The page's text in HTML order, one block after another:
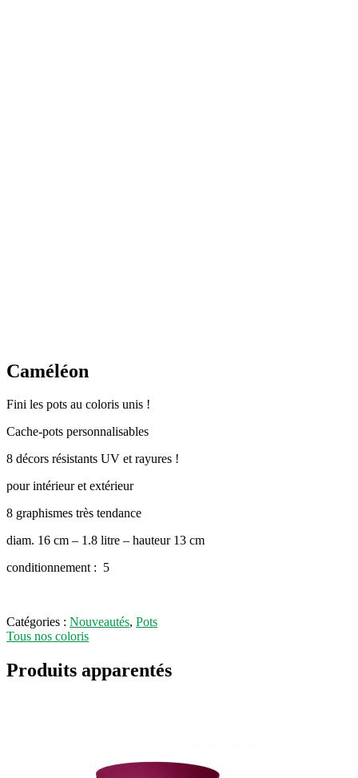
Caméléon
Fini les pots au coloris unis !
Cache-pots personnalisables
8 décors résistants UV et rayures !
pour intérieur et extérieur
8 graphismes très tendance
diam. 16 cm – 1.8 litre – hauteur 13 cm
conditionnement : 5
Catégories : Nouveautés, Pots
Tous nos coloris
Produits apparentés